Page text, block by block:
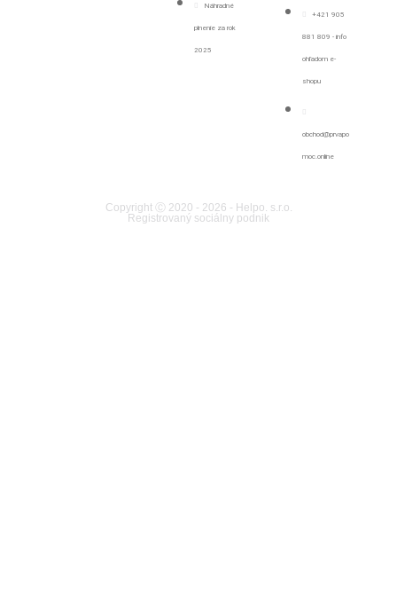
Náhradné
plnenie za rok
2025
+421 905
881 809 - info
ohľadom e-
shopu
obchod@prvapo
moc.online
Copyright Ⓒ 2020 - 2026 - Helpo. s.r.o.
Registrovaný sociálny podnik